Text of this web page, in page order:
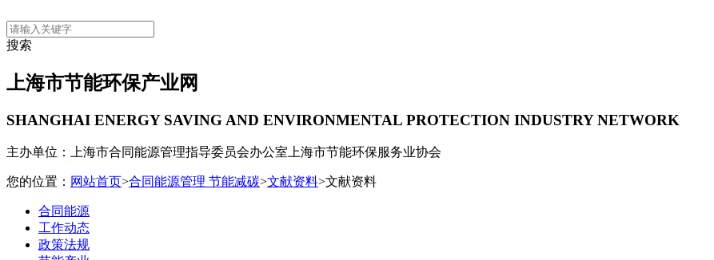
搜索
上海市节能环保产业网
SHANGHAI ENERGY SAVING AND ENVIRONMENTAL PROTECTION INDUSTRY NETWORK
主办单位：上海市合同能源管理指导委员会办公室 上海市节能环保服务业协会
您的位置： 网站首页>合同能源管理 节能减碳>文献资料>文献资料
合同能源
工作动态
政策法规